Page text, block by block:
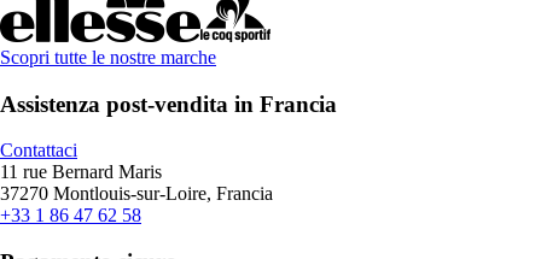
Scopri tutte le nostre marche
Assistenza post-vendita in Francia
Contattaci
11 rue Bernard Maris
37270 Montlouis-sur-Loire, Francia
+33 1 86 47 62 58